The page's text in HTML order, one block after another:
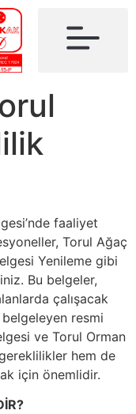
faaliyet
Torul Ağaç
Yenileme gibi
Bu belgeler,
çalışacak
resmi
ve Torul Orman
hem de
için önemlidir.